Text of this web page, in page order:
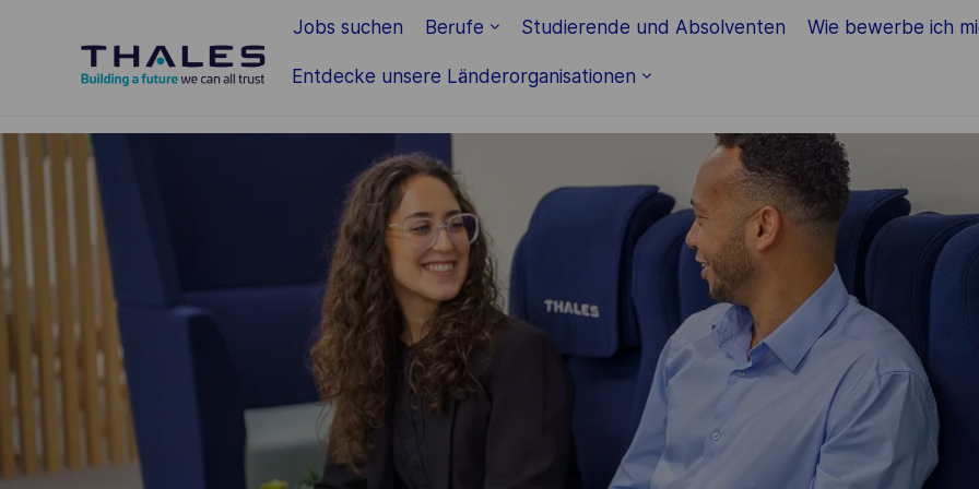
Jobs suchen Berufe Studierende und Absolventen Wie bewerbe ich
Entdecke unsere Länderorganisationen
-